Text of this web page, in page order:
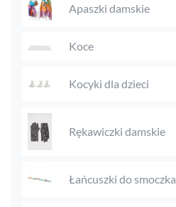
Apaszki damskie
Koce
Kocyki dla dzieci
Rękawiczki damskie
Łańcuszki do smoczka